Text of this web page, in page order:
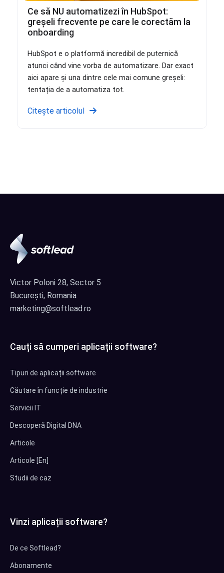
Ce să NU automatizezi în HubSpot:
greșeli frecvente pe care le corectăm la
onboarding
HubSpot e o platformă incredibil de puternică
atunci când vine vorba de automatizare. Dar exact
aici apare și una dintre cele mai comune greșeli:
tentația de a automatiza tot.
Citește articolul
Victor Poloni 28, Sector 5
București, Romania
marketing@softlead.ro
Cauți să cumperi aplicații software?
Tipuri de aplicații software
Căutare în funcție de industrie
Servicii IT
Descoperă Digital DNA
Articole
Articole [En]
Studii de caz
Vinzi aplicații software?
De ce Softlead?
Abonamente